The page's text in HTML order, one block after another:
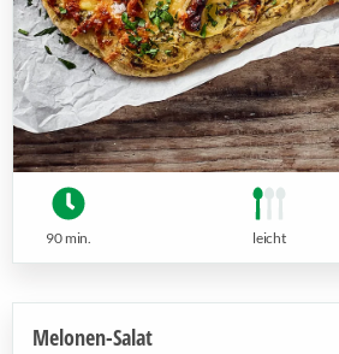
90 min. leicht
Melonen-Salat